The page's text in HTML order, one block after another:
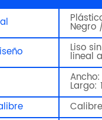
Negro
Liso
lineal
Largo: